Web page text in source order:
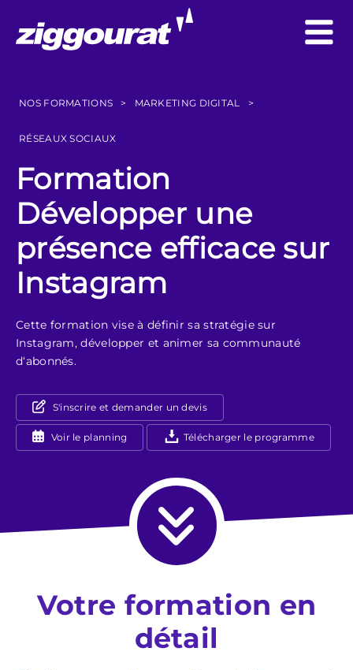
NOS FORMATIONS > MARKETING DIGITAL >
RÉSEAUX SOCIAUX
Formation
Développer une
présence efficace sur
Instagram
Cette formation vise à définir sa stratégie sur
Instagram, développer et animer sa communauté
d‘abonnés.
S'inscrire et demander un devis
Voir le planning Télécharger le programme
Votre formation en
détail